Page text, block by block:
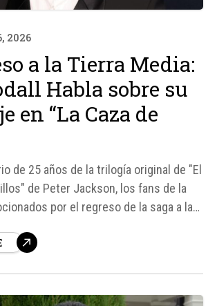
2026
a la Tierra Media:
Habla sobre su
en “La Caza de
de 25 años de la trilogía original de "El
de Peter Jackson, los fans de la
por el regreso de la saga a la
más en camino, incluyendo